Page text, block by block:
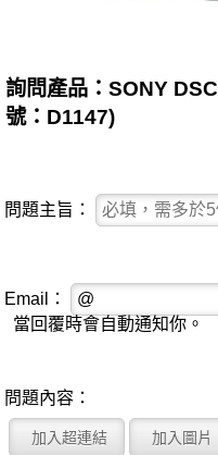
詢問產品：SONY
號：D1147)
問題主旨：
Email：
當回覆時會自動通知你。
問題內容：